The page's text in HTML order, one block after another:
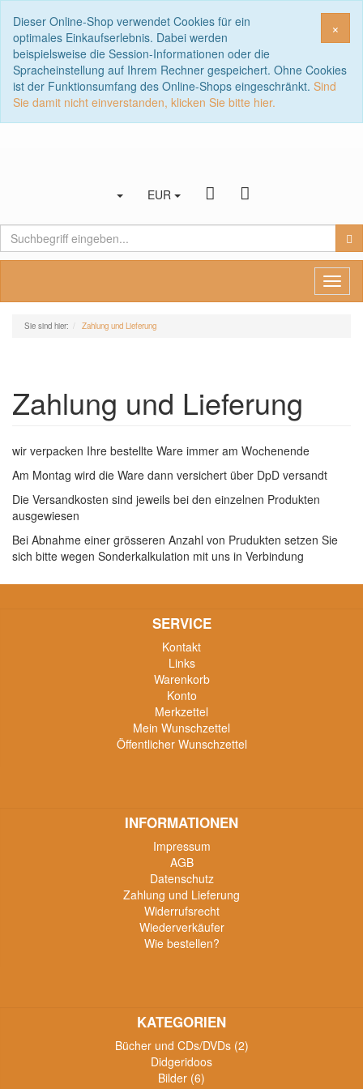
×
Dieser Online-Shop verwendet Cookies für ein
optimales Einkaufserlebnis. Dabei werden
beispielsweise die Session-Informationen oder die
Spracheinstellung auf Ihrem Rechner gespeichert. Ohne Cookies
ist der Funktionsumfang des Online-Shops eingeschränkt. Sind
Sie damit nicht einverstanden, klicken Sie bitte hier.
EUR
Sie sind hier: Zahlung und Lieferung
Zahlung und Lieferung
wir verpacken Ihre bestellte Ware immer am Wochenende
Am Montag wird die Ware dann versichert über DpD versandt
Die Versandkosten sind jeweils bei den einzelnen Produkten
ausgewiesen
Bei Abnahme einer grösseren Anzahl von Prudukten setzen Sie
sich bitte wegen Sonderkalkulation mit uns in Verbindung
SERVICE
Kontakt
Links
Warenkorb
Konto
Merkzettel
Mein Wunschzettel
Öffentlicher Wunschzettel
INFORMATIONEN
Impressum
AGB
Datenschutz
Zahlung und Lieferung
Widerrufsrecht
Wiederverkäufer
Wie bestellen?
KATEGORIEN
Bücher und CDs/DVDs (2)
Didgeridoos
Bilder (6)